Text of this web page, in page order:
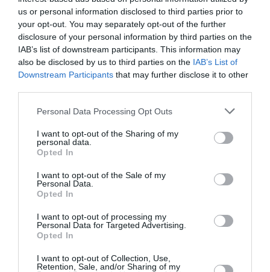
us or personal information disclosed to third parties prior to
your opt-out. You may separately opt-out of the further
disclosure of your personal information by third parties on the
IAB’s list of downstream participants. This information may
also be disclosed by us to third parties on the IAB’s List of
Downstream Participants that may further disclose it to other
Personal Data Processing Opt Outs
I want to opt-out of the Sharing of my
personal data.
Opted In
I want to opt-out of the Sale of my
Personal Data.
Opted In
I want to opt-out of processing my
Personal Data for Targeted Advertising.
Opted In
I want to opt-out of Collection, Use,
Retention, Sale, and/or Sharing of my
aérien vers l’Amérique latine
Tilo
a commenté l'article :
Risque de fissures : près de 1 500 Boeing 737 MAX
histoire de l'aviation
LIRE AUSSI
LE 8 AOÛT 1908 DANS LE
DÉMONSTRATION
PUBLIQUE...